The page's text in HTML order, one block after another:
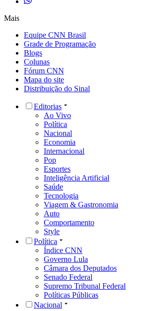
Mais
Equipe CNN Brasil
Grade de Programação
Blogs
Colunas
Fórum CNN
Mapa do site
Distribuição do Sinal
Editorias
Ao Vivo
Política
Nacional
Economia
Internacional
Pop
Esportes
Inteligência Artificial
Saúde
Tecnologia
Viagem & Gastronomia
Auto
Comportamento
Style
Política
Índice CNN
Governo Lula
Câmara dos Deputados
Senado Federal
Supremo Tribunal Federal
Políticas Públicas
Nacional